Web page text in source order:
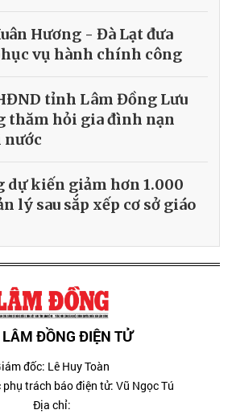
Hương - Đà Lạt đưa
vụ hành chính công
tỉnh Lâm Đồng Lưu
thăm hỏi gia đình nạn
nước
dự kiến giảm hơn 1.000
lý sau sắp xếp cơ sở giáo
LÂM ĐỒNG ĐIỆN TỬ
đốc: Lê Huy Toàn
phụ trách báo điện tử: Vũ Ngọc Tú
Địa chỉ: